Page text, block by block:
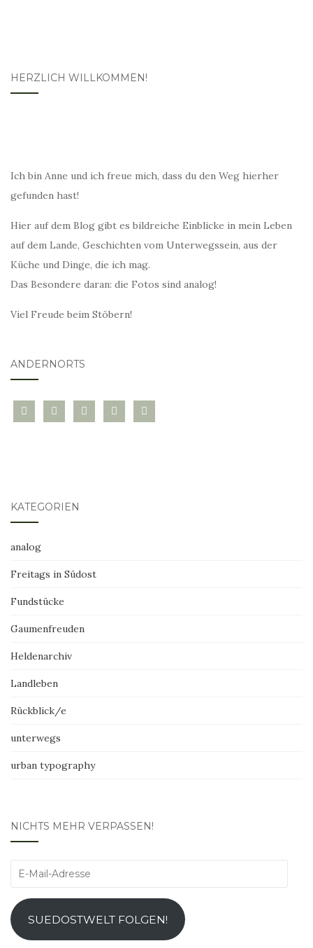
HERZLICH WILLKOMMEN!
Ich bin Anne und ich freue mich, dass du den Weg hierher
gefunden hast!
Hier auf dem Blog gibt es bildreiche Einblicke in mein Leben
auf dem Lande, Geschichten vom Unterwegssein, aus der
Küche und Dinge, die ich mag.
Das Besondere daran: die Fotos sind analog!
Viel Freude beim Stöbern!
ANDERNORTS
bloglovininstagramtwitter pinterest
mail
KATEGORIEN
analog
Freitags in Südost
Fundstücke
Gaumenfreuden
Heldenarchiv
Landleben
Rückblick/e
unterwegs
urban typography
NICHTS MEHR VERPASSEN!
E-
Adresse
SUEDOSTWELT FOLGEN!